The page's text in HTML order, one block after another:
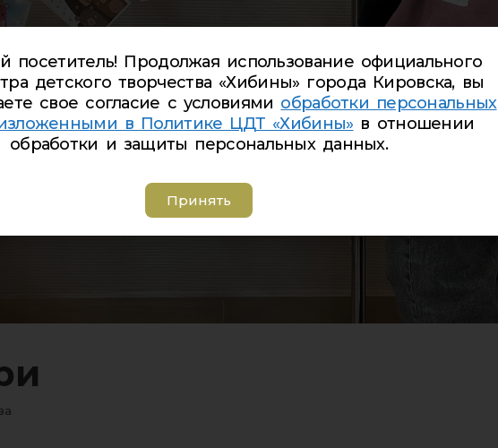
посетитель! Продолжая использование официального
детского творчества «Хибины» города Кировска, вы
свое согласие с условиями обработки персональных
в Политике ЦДТ «Хибины» в отношении
обработки и защиты персональных данных.
Принять